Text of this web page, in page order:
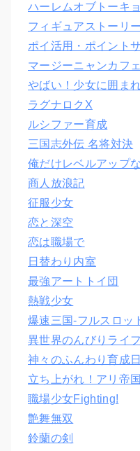
ハーレムオブトーキ
フィギュアストーリ
ポイ活用・ポイント
マージーニャンカフ
やばい！少女に囲まれ
ラグナロクX
ルシファー育成
三国志外伝 名将対決
俺だけレベルアップ
商人放浪記
征服少女
恋と深空
恋は職場で
日替わり内室
最強アートトイ団
熱戦少女
爆速三国‐フルスロッ
異世界のんびりライフ
神々のふんわり育成
立ち上がれ！アリ帝国
職場少女Fighting!
艶舞無双
鈴蘭の剣